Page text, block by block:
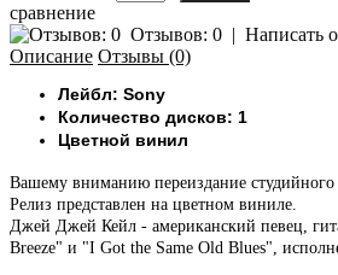
сравнение
Отзывов: 0 | Написать
Описание Отзывы (0)
Лейбл: Sony
Количество дисков: 1
Цветной винил
Вашему вниманию переиздание
Релиз представлен на цветном виниле.
Джей Джей Кейл - американский певец,
Breeze" и "I Got the Same Old Blues",